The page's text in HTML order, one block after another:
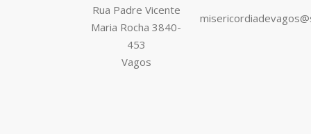
Rua Padre Vicente
Maria Rocha 3840-
453
Vagos